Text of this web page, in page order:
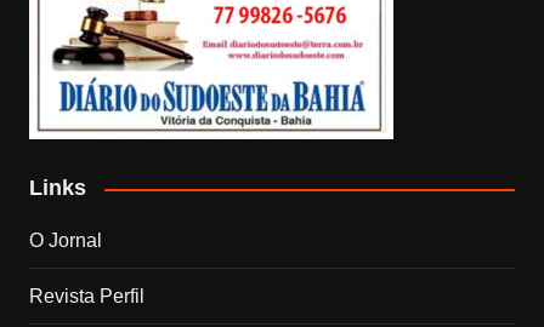
Links
O Jornal
Revista Perfil